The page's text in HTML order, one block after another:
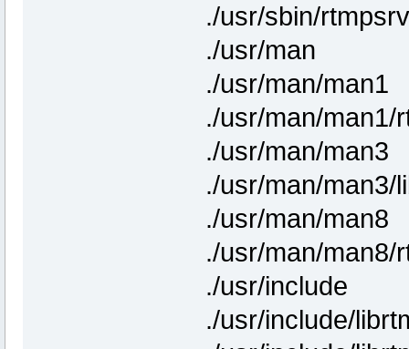
./usr/sbin/rtmpsrv
./usr/man
./usr/man/man1
./usr/man/man1/
./usr/man/man3
./usr/man/man3/
./usr/man/man8
./usr/man/man8/
./usr/include
./usr/include/